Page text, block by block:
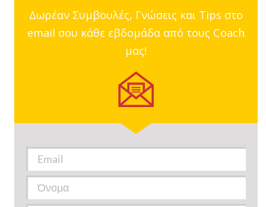
Δωρέαν Συμβουλές, Γνώσεις και Tips στο
email σου κάθε εβδομάδα από τους Coach
μας!